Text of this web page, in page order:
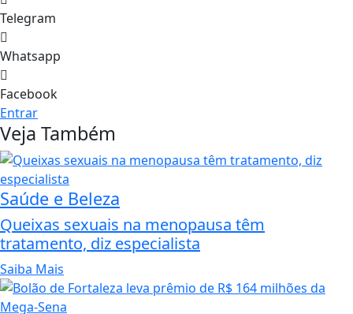
Telegram
Whatsapp
Facebook
Entrar
Veja Também
Saúde e Beleza
Queixas sexuais na menopausa têm
tratamento, diz especialista
Saiba Mais